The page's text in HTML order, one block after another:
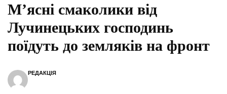
М’ясні смаколики від
Лучинецьких господинь
поїдуть до земляків на фронт
РЕДАКЦІЯ